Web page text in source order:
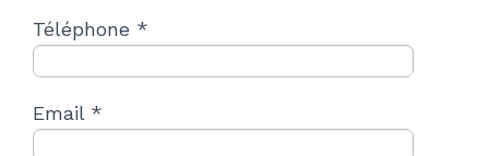
Téléphone *
Email *